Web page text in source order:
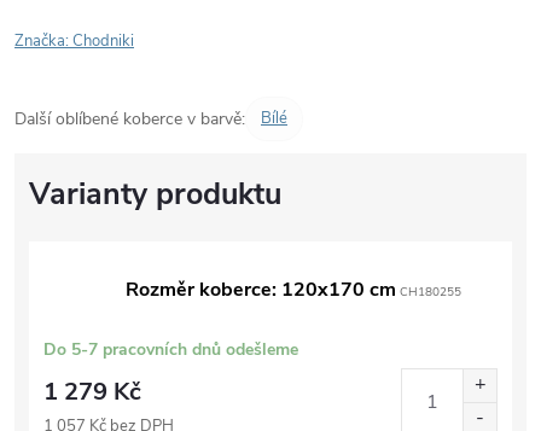
Značka:Chodniki
Další oblíbené koberce v barvě: Bílé
Rozměr koberce: 120x170 cm CH180255
Do 5-7 pracovních dnů odešleme
1 279 Kč
1 057 Kč bez DPH